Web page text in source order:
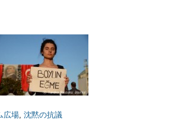
広場, 沈黙の抗議